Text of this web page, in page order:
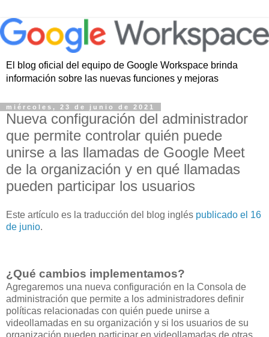
El blog oficial del equipo de Google Workspace brinda
información sobre las nuevas funciones y mejoras
miércoles, 23 de junio de 2021
Nueva configuración del administrador
que permite controlar quién puede
unirse a las llamadas de Google Meet
de la organización y en qué llamadas
pueden participar los usuarios
Este artículo es la traducción del blog inglés publicado el 16
de junio.
¿Qué cambios implementamos?
Agregaremos una nueva configuración en la Consola de
administración que permite a los administradores definir
políticas relacionadas con quién puede unirse a
videollamadas en su organización y si los usuarios de su
organización pueden participar en videollamadas de otras